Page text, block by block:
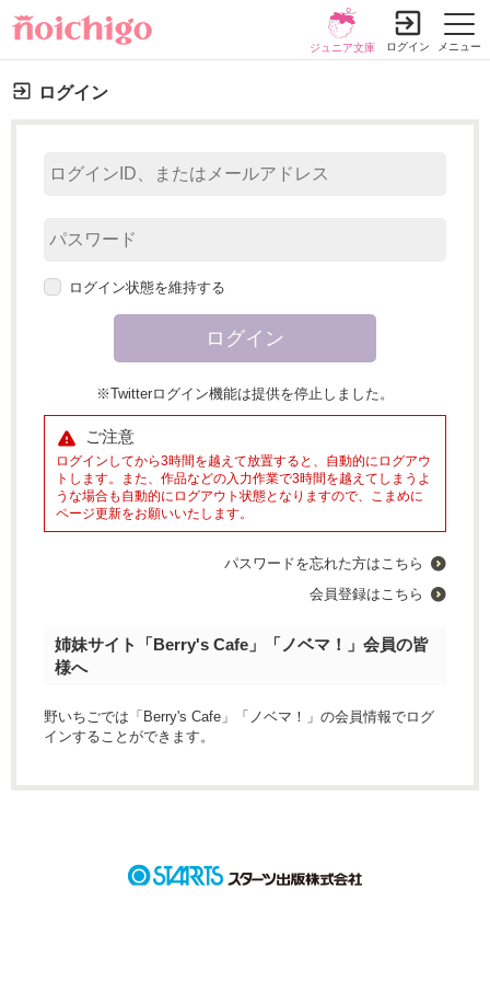
メニュー
ジュニア文庫 ログイン
ログイン
ログイン状態を維持する
※Twitterログイン機能は提供を停止しました。
ご注意
ログインしてから3時間を越えて放置すると、自動的にログアウ
トします。また、作品などの入力作業で3時間を越えてしまうよ
うな場合も自動的にログアウト状態となりますので、こまめに
ページ更新をお願いいたします。
パスワードを忘れた方はこちら
会員登録はこちら
姉妹サイト「Berry's Cafe」「ノベマ！」会員の皆
様へ
野いちごでは「Berry's Cafe」「ノベマ！」の会員情報でログ
インすることができます。